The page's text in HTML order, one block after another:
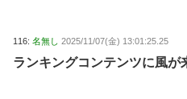
116: 名無し 2025/11/07(金) 13:01:25.25
ランキングコンテンツに風が